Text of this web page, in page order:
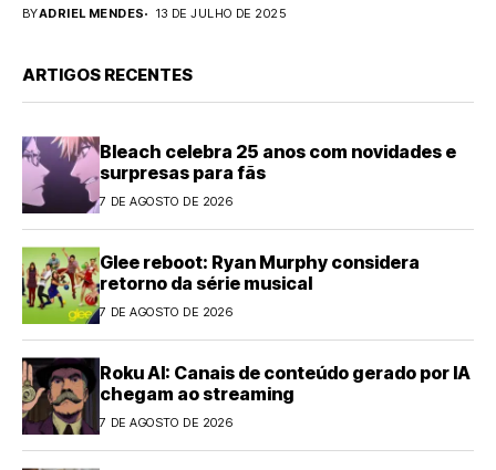
BYADRIEL MENDES 13 DE JULHO DE 2025
ARTIGOS RECENTES
Bleach celebra 25 anos com novidades e
surpresas para fãs
7 DE AGOSTO DE 2026
Glee reboot: Ryan Murphy considera
retorno da série musical
7 DE AGOSTO DE 2026
Roku AI: Canais de conteúdo gerado por IA
chegam ao streaming
7 DE AGOSTO DE 2026